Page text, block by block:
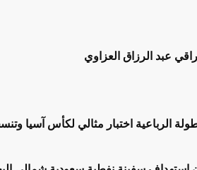
عبد الرزاق العزاوي
الرباعية اختبار مثالي لكأس آسيا